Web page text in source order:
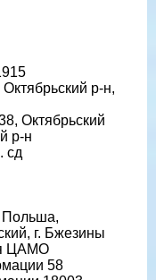
р-н,
Октябрьский
р-н
сд
Польша,
г. Бжезины
ЦАМО
58